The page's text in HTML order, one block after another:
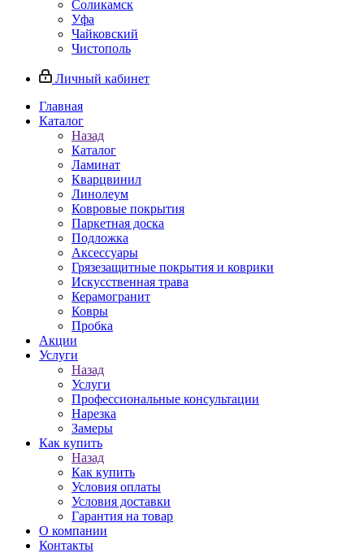
Соликамск
Уфа
Чайковский
Чистополь
Личный кабинет
Главная
Каталог
Назад
Каталог
Ламинат
Кварцвинил
Линолеум
Ковровые покрытия
Паркетная доска
Подложка
Аксессуары
Грязезащитные покрытия и коврики
Искусственная трава
Керамогранит
Ковры
Пробка
Акции
Услуги
Назад
Услуги
Профессиональные консультации
Нарезка
Замеры
Как купить
Назад
Как купить
Условия оплаты
Условия доставки
Гарантия на товар
О компании
Контакты